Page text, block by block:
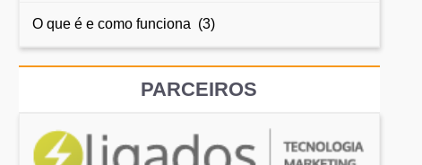
O que é e como funciona (3)
PARCEIROS